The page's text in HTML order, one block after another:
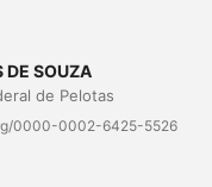
DE SOUZA
de Pelotas
0000-0002-6425-5526